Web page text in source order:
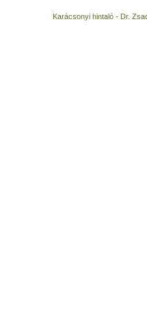
Karácsonyi hintaló - Dr.